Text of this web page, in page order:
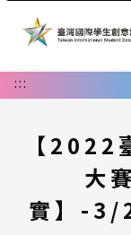
:::
【2022
大
實】-3/